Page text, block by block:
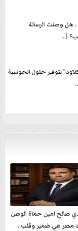
هل وصلت الرسالة
|...
لتوفير حلول الحوسبة
صالح امين حماة الوطن
مصر هي ضمير وقلب...